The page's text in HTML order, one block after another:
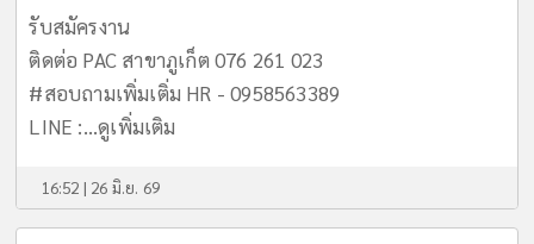
รับสมัครงาน
ติดต่อ PAC สาขาภูเก็ต 076 261 023
#สอบถามเพิ่มเติ่ม HR - 0958563389
LINE :...ดูเพิ่มเติม
16:52 | 26 มิ.ย. 69